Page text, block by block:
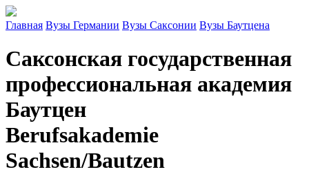
Главная Вузы Германии Вузы Саксонии Вузы Баутцена
Саксонская государственная
профессиональная академия
Баутцен
Berufsakademie
Sachsen/Bautzen